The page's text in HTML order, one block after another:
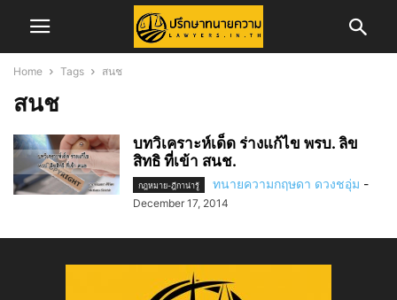
Home Tags สนช
สนช
บทวิเคราะห์เด็ด ร่างแก้ไข พรบ. ลิข
สิทธิ ที่เข้า สนช.
กฎหมาย-ฎีกาน่ารู้ ทนายความกฤษดา ดวงชอุ่ม -
December 17, 2014